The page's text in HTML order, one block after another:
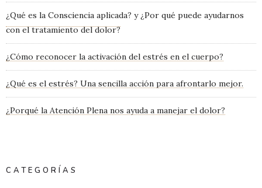
¿Qué es la Consciencia aplicada? y ¿Por qué puede ayudarnos
con el tratamiento del dolor?
¿Cómo reconocer la activación del estrés en el cuerpo?
¿Qué es el estrés? Una sencilla acción para afrontarlo mejor.
¿Porqué la Atención Plena nos ayuda a manejar el dolor?
CATEGORÍAS